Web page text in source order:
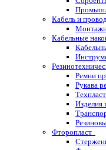
Кабель и
Кабельные
Ремни
Рукава
Изделия
Фторопласт